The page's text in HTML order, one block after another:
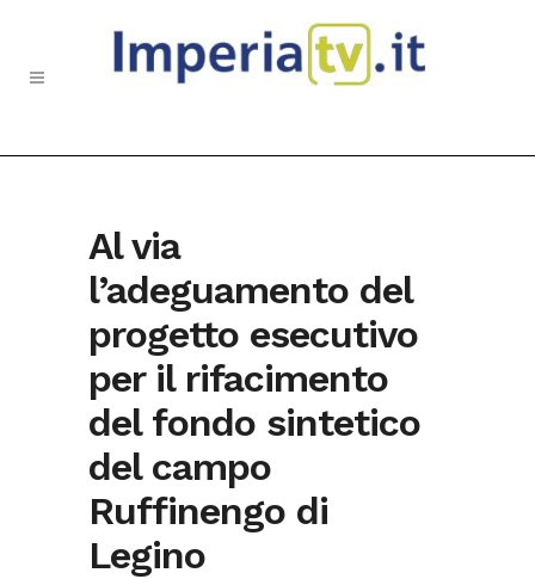
Al via
l’adeguamento del
progetto esecutivo
per il rifacimento
del fondo sintetico
del campo
Ruffinengo di
Legino